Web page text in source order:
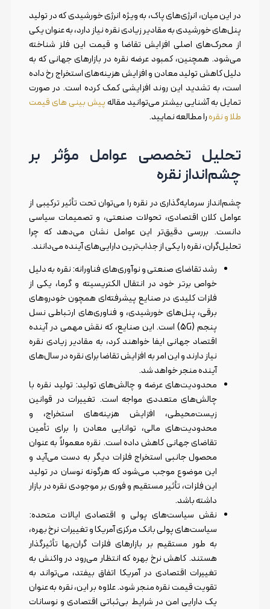
در این میان، انرژی‌های پاک، به ویژه انرژی خورشیدی که در تولید
پنل‌های خورشیدی به مقادیر زیادی نقره نیاز دارد، به عنوان یکی
از محرک‌های اصلی افزایش تقاضا و قیمت این فلز شناخته
می‌شود. همچنین، کمبود عرضه نقره در بازارهای جهانی که به
دلیل کاهش تولید معادن و افزایش هزینه‌های استخراج رخ داده
است، به تشدید این روند افزایشی کمک کرده است. در صورت
تمایل به آشنایی بیشتر می‌توانید مقالهپیش بینی های قیمت
طلا و نقرهرا مطالعه نمایید.
تحلیل تخصصی عوامل مؤثر بر
چشم‌انداز نقره
چشم‌انداز سرمایه‌گذاری در نقره را می‌توان تحت تأثیر ترکیبی از
عوامل کلان اقتصادی، تحولات صنعتی، و تصمیمات سیاسی
دانست. بررسی دقیق‌تر این عوامل نشان می‌دهد که چرا
تحلیل‌گران، نقره را یکی از جذاب‌ترین دارایی‌های آینده می‌دانند.
رشد تقاضای صنعتی و نوآوری‌های فناورانه: نقره به دلیل
خواص برتر خود در انتقال الکتریسیته و گرما، یکی از
فلزات کلیدی در صنایع پیشرفته‌ای همچون خودروهای
برقی، پنل‌های خورشیدی، و فناوری‌های ارتباطی نسل
پنجم (5G) است. این صنایع، که نقش مهمی در آینده
اقتصاد جهانی ایفا خواهند کرد، به مقادیر زیادی نقره
نیاز دارند و این امر به افزایش تقاضا برای نقره در سال‌های
آینده منجر خواهد شد.
محدودیت‌های عرضه و چالش‌های تولید: تولید نقره با
چالش‌های متعددی مواجه است. تغییرات در قوانین
زیست‌محیطی، افزایش هزینه‌های استخراج، و
محدودیت‌های مالی، توانایی معادن را برای تأمین
تقاضای جهانی کاهش داده است. نقره معمولاً به عنوان
محصول جانبی استخراج فلزات دیگر به دست می‌آید و
این موضوع موجب می‌شود که هرگونه نوسان در تولید
این فلزات، تأثیر مستقیم و فوری بر موجودی نقره در بازار
داشته باشد.
نقش سیاست‌های پولی و اقتصادی ایالات متحده:
سیاست‌های پولی بانک مرکزی آمریکا و تغییرات نرخ بهره،
به طور مستقیم بر بازارهای فلزات گران‌بها تأثیرگذار
هستند. کاهش نرخ بهره که انتظار می‌رود در واکنش به
تغییرات اقتصادی در آمریکا اتفاق بیفتد، می‌تواند به
تقویت قیمت نقره منجر شود. علاوه بر این، نقره به عنوان
یک دارایی امن در شرایط بی‌ثباتی اقتصادی و نوسانات